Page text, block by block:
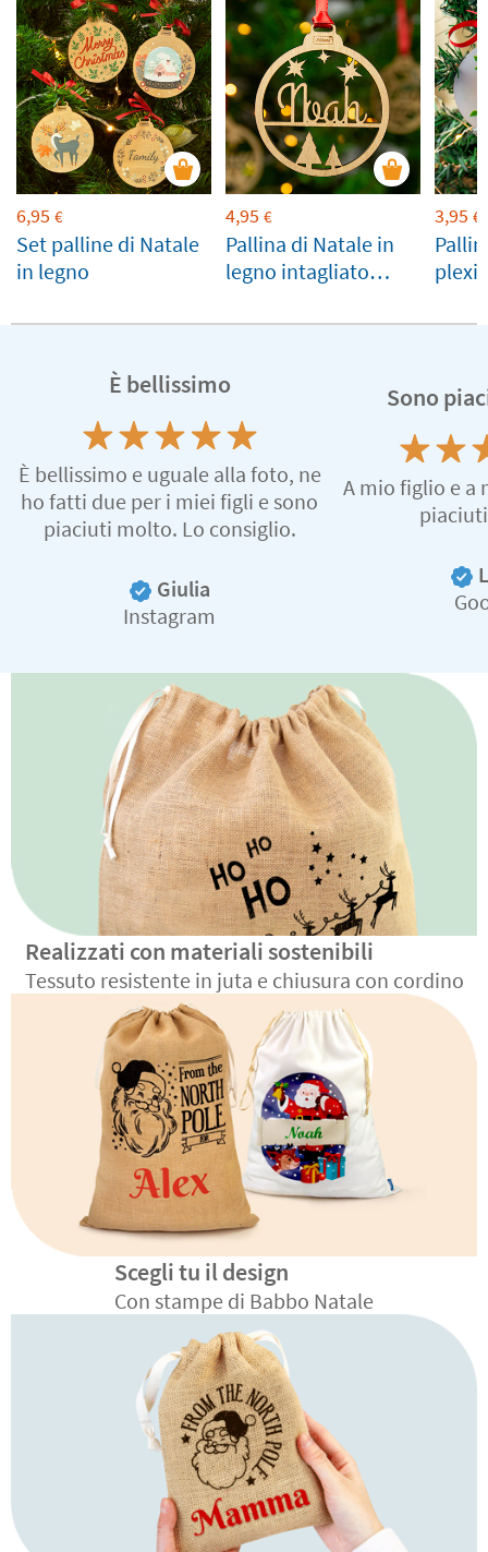
6,95 €
Set palline di Natale
in legno
4,95 €
Pallina di Natale in
legno intagliato
nome
3,95 €
È bellissimo
È bellissimo e uguale alla foto, ne
ho fatti due per i miei figli e sono
piaciuti molto. Lo consiglio.
Giulia
Instagram
Sono
A mio figlio e a
Realizzati con materiali sostenibili
Tessuto resistente in juta e chiusura con cordino
Scegli tu il design
Con stampe di Babbo Natale